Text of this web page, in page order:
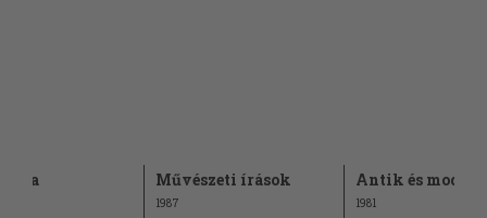
Művészeti írások
1987
Antik és modern
1981